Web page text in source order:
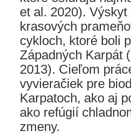
et al. 2020).
krasových
cykloch, ktoré boli
Západných Karpát
2013). Cieľom
vyvieračiek pre
Karpatoch, ako aj
ako refúgií
zmeny.